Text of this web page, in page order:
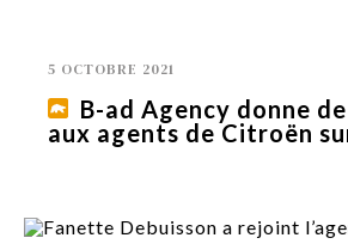
5 OCTOBRE 2021
B-ad Agency donne
aux agents de Citroën